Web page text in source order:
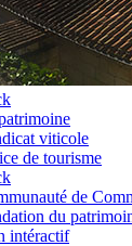
viticole
de tourisme
de
du
intéractif